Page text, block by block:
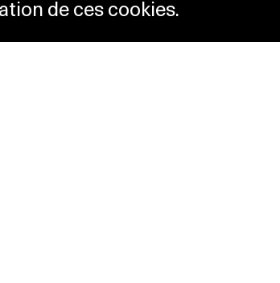
de ces cookies.